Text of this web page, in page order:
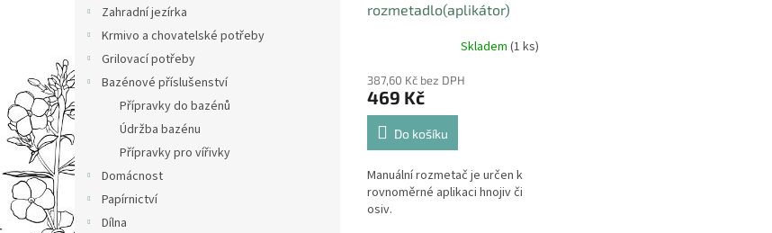
Zahradní jezírka
Krmivo a chovatelské potřeby
Grilovací potřeby
Bazénové příslušenství
Přípravky do bazénů
Údržba bazénu
Přípravky pro vířivky
Domácnost
Papírnictví
Dílna
rozmetadlo(aplikátor)
Skladem (1 ks)
387,60 Kč bez DPH
469 Kč
Do košíku
Manuální rozmetač je určen k
rovnoměrné aplikaci hnojiv či
osiv.